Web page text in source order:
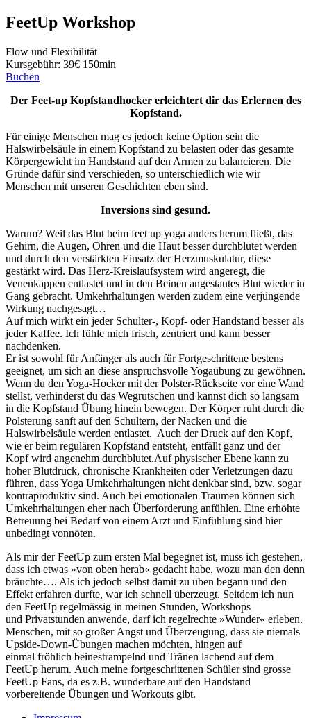
FeetUp Workshop
Flow und Flexibilität
Kursgebühr: 39€ 150min
Buchen
Der Feet-up Kopfstandhocker erleichtert dir das Erlernen des
Kopfstand.
Für einige Menschen mag es jedoch keine Option sein die
Halswirbelsäule in einem Kopfstand zu belasten oder das gesamte
Körpergewicht im Handstand auf den Armen zu balancieren. Die
Gründe dafür sind verschieden, so unterschiedlich wie wir
Menschen mit unseren Geschichten eben sind.
Inversions sind gesund.
Warum? Weil das Blut beim feet up yoga anders herum fließt, das
Gehirn, die Augen, Ohren und die Haut besser durchblutet werden
und durch den verstärkten Einsatz der Herzmuskulatur, diese
gestärkt wird. Das Herz-Kreislaufsystem wird angeregt, die
Venenkappen entlastet und in den Beinen angestautes Blut wieder in
Gang gebracht. Umkehrhaltungen werden zudem eine verjüngende
Wirkung nachgesagt…
Auf mich wirkt ein jeder Schulter-, Kopf- oder Handstand besser als
jeder Kaffee. Ich fühle mich frisch, zentriert und kann besser
nachdenken.
Er ist sowohl für Anfänger als auch für Fortgeschrittene bestens
geeignet, um sich an diese anspruchsvolle Yogaübung zu gewöhnen.
Wenn du den Yoga-Hocker mit der Polster-Rückseite vor eine Wand
stellst, verhinderst du das Wegrutschen und kannst dich so langsam
in die Kopfstand Übung hinein bewegen. Der Körper ruht durch die
Polsterung sanft auf den Schultern, der Nacken und die
Halswirbelsäule werden entlastet. Auch der Druck auf den Kopf,
wie er beim regulären Kopfstand entsteht, entfällt ganz und der
Kopf wird angenehm durchblutet.Auf physischer Ebene kann zu
hoher Blutdruck, chronische Krankheiten oder Verletzungen dazu
führen, dass Yoga Umkehrhaltungen nicht denkbar sind, bzw. sogar
kontraproduktiv sind. Auch bei emotionalen Traumen können sich
Umkehrhaltungen eher nach Überforderung anfühlen. Eine erhöhte
Betreuung bei Bedarf von einem Arzt und Einfühlung sind hier
unbedingt vonnöten.
Als mir der FeetUp zum ersten Mal begegnet ist, muss ich gestehen,
dass ich etwas »von oben herab« gedacht habe, wozu man den denn
bräuchte…. Als ich jedoch selbst damit zu üben begann und den
Effekt erfahren durfte, war ich schnell überzeugt. Seitdem ich nun
den FeetUp regelmässig in meinen Stunden, Workshops
und Privatstunden anwende, darf ich regelrechte »Wunder« erleben.
Menschen, mit so großer Angst und Überzeugung, dass sie niemals
Upside-Down-Übungen machen möchten, hingen auf
einmal fröhlich beinestrampelnd und Tränen lachend auf dem
FeetUp herum. Auch meine fortgeschrittenen Schüler sind grosse
FeetUp Fans, da es z.B. wunderbare auf den Handstand
vorbereitende Übungen und Workouts gibt.